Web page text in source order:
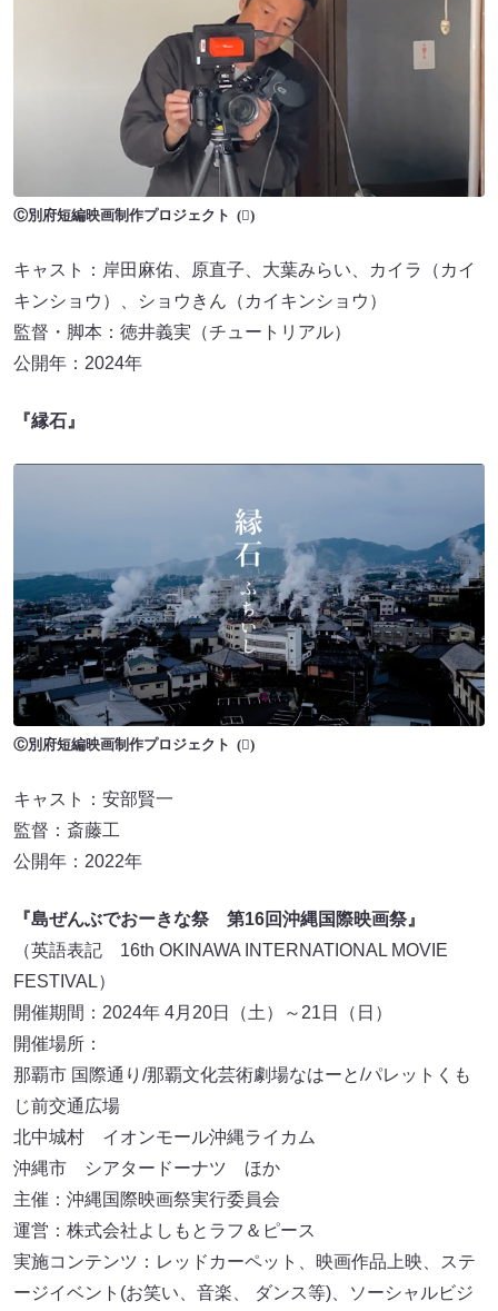
Ⓒ別府短編映画制作プロジェクト
キャスト：岸田麻佑、原直子、大葉みらい、カイラ（カイ
キンショウ）、ショウきん（カイキンショウ）
監督・脚本：徳井義実（チュートリアル）
公開年：2024年
『縁石』
Ⓒ別府短編映画制作プロジェクト
キャスト：安部賢一
監督：斎藤工
公開年：2022年
『島ぜんぶでおーきな祭 第16回沖縄国際映画祭』
（英語表記 16th OKINAWA INTERNATIONAL MOVIE
FESTIVAL）
開催期間：2024年 4月20日（土）～21日（日）
開催場所：
那覇市 国際通り/那覇文化芸術劇場なはーと/パレットくも
じ前交通広場
北中城村 イオンモール沖縄ライカム
沖縄市 シアタードーナツ ほか
主催：沖縄国際映画祭実行委員会
運営：株式会社よしもとラフ＆ピース
実施コンテンツ：レッドカーペット、映画作品上映、ステ
ージイベント(お笑い、音楽、 ダンス等)、ソーシャルビジ